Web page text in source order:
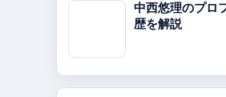
中西悠理のプロ
歴を解説